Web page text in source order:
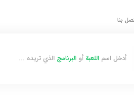
بنا
أدخل اسم اللعبة أو البرنامج الذي تريده ...